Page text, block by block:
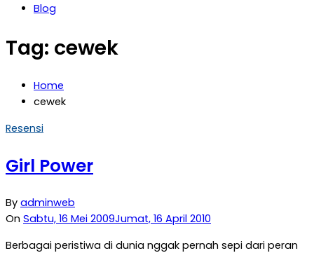
Blog
Tag: cewek
Home
cewek
Resensi
Girl Power
By adminweb
On Sabtu, 16 Mei 2009Jumat, 16 April 2010
Berbagai peristiwa di dunia nggak pernah sepi dari peran